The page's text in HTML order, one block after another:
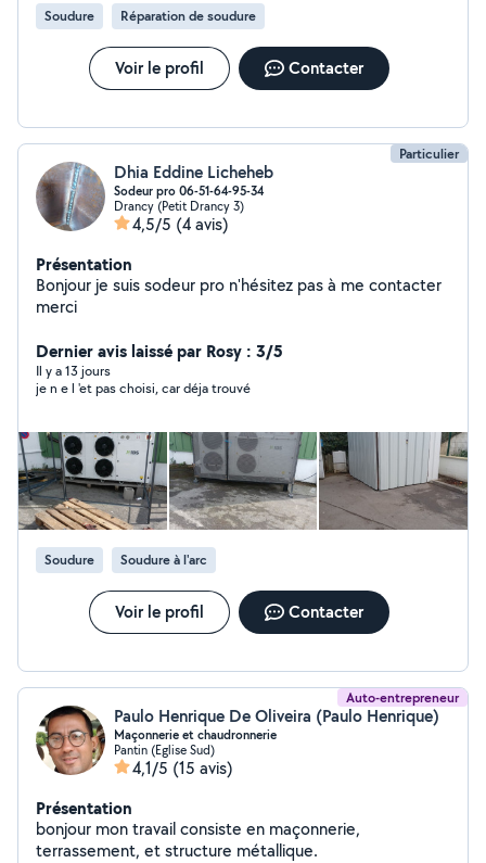
Soudure Réparation de soudure
Voir le profil Contacter
Particulier
Dhia Eddine Licheheb
Sodeur pro 06-51-64-95-34
Drancy (Petit Drancy 3)
4,5/5 (4 avis)
Présentation
Bonjour je suis sodeur pro n'hésitez pas à me contacter
merci
Dernier avis laissé par Rosy : 3/5
Il y a 13 jours
je n e l 'et pas choisi, car déja trouvé
Soudure Soudure à l'arc
Voir le profil Contacter
Auto-entrepreneur
Paulo Henrique De Oliveira (Paulo Henrique)
Maçonnerie et chaudronnerie
Pantin (Eglise Sud)
4,1/5 (15 avis)
Présentation
bonjour mon travail consiste en maçonnerie,
terrassement, et structure métallique.